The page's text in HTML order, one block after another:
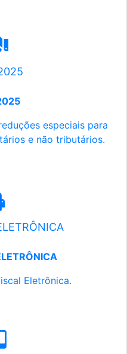
especiais para
e não tributários.
Eletrônica.